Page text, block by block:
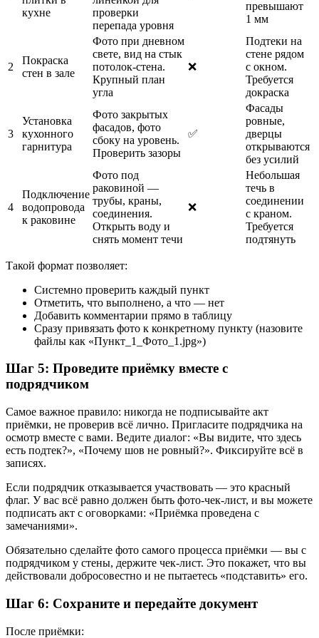
кухне
проверки
перепада уровня
превышают
1 мм
2
Покраска
стен в зале
Фото при дневном
свете, вид на стык
потолок-стена.
Крупный план
угла
❌
Подтеки на
стене рядом
с окном.
Требуется
докраска
3
Установка
кухонного
гарнитура
Фото закрытых
фасадов, фото
сбоку на уровень.
Проверить зазоры
✅
Фасады
ровные,
дверцы
открываются
без усилий
4
Подключение
водопровода
к раковине
Фото под
раковиной —
трубы, краны,
соединения.
Открыть воду и
снять момент течи
❌
Небольшая
течь в
соединении
с краном.
Требуется
подтянуть
Такой формат позволяет:
Системно проверить каждый пункт
Отметить, что выполнено, а что — нет
Добавить комментарии прямо в таблицу
Сразу привязать фото к конкретному пункту (назовите
файлы как «Пункт_1_Фото_1.jpg»)
Шаг 5: Проведите приёмку вместе с
подрядчиком
Самое важное правило: никогда не подписывайте акт
приёмки, не проверив всё лично. Пригласите подрядчика на
осмотр вместе с вами. Ведите диалог: «Вы видите, что здесь
есть подтек?», «Почему шов не ровный?». Фиксируйте всё в
записях.
Если подрядчик отказывается участвовать — это красный
флаг. У вас всё равно должен быть фото-чек-лист, и вы можете
подписать акт с оговорками: «Приёмка проведена с
замечаниями».
Обязательно сделайте фото самого процесса приёмки — вы с
подрядчиком у стены, держите чек-лист. Это покажет, что вы
действовали добросовестно и не пытаетесь «подставить» его.
Шаг 6: Сохраните и передайте документ
После приёмки: